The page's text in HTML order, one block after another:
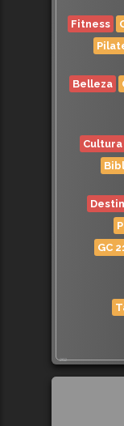
Fitness
Belleza
Cultura
GC
262